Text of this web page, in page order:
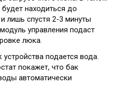
находиться до
лишь спустя 2-3 минуты
управления подаст
люка.
устройства подается вода.
покажет, что бак
автоматически